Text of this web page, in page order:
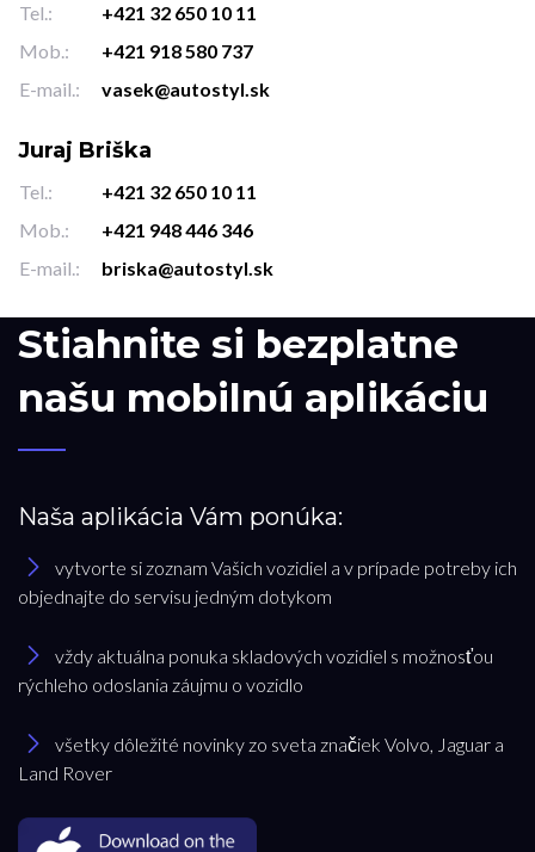
Tel.:
+421 32 650 10 11
Mob.:
+421 918 580 737
E-mail.:
vasek@autostyl.sk
Juraj Briška
Tel.:
+421 32 650 10 11
Mob.:
+421 948 446 346
E-mail.:
briska@autostyl.sk
Stiahnite si bezplatne
našu mobilnú aplikáciu
Naša aplikácia Vám ponúka:
vytvorte si zoznam Vašich vozidiel a v prípade potreby ich
objednajte do servisu jedným dotykom
vždy aktuálna ponuka skladových vozidiel s možnosťou
rýchleho odoslania záujmu o vozidlo
všetky dôležité novinky zo sveta značiek Volvo, Jaguar a
Land Rover